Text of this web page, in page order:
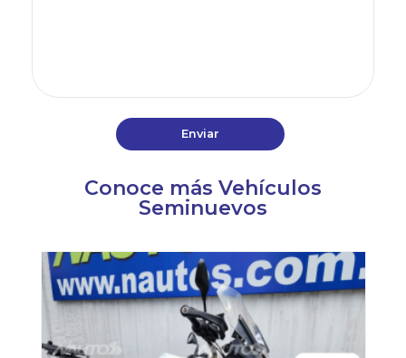
Conoce más Vehículos
Seminuevos